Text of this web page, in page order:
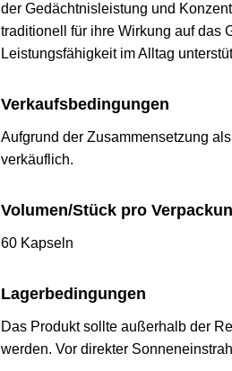
der Gedächtnisleistung und
traditionell für ihre Wirkung auf das
Leistungsfähigkeit im Alltag
Verkaufsbedingungen
Aufgrund der Zusammensetzung
verkäuflich.
Volumen/Stück pro
60 Kapseln
Lagerbedingungen
Das Produkt sollte außerhalb der
werden. Vor direkter